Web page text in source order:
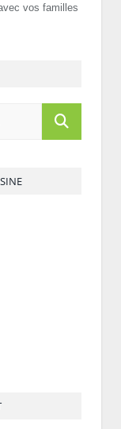
vos familles